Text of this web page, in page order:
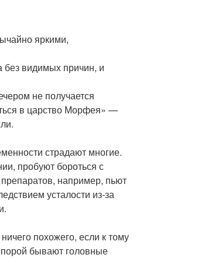
яркими,
без видимых причин, и
не получается
в царство Морфея» —
страдают многие.
пробуют бороться с
например, пьют
усталости из-за
похожего, если к тому
порой бывают головные